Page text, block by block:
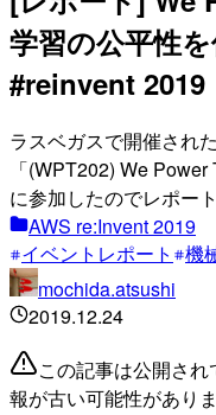
学習の公平性
#reinvent 2019
ラスベガスで開催され
「(WPT202) We
に参加したのでレポート
AWS re:Invent 2019
イベントレポート
機
mochida.atsushi
2019.12.24
この記事は公開さ
報が古い可能性があり